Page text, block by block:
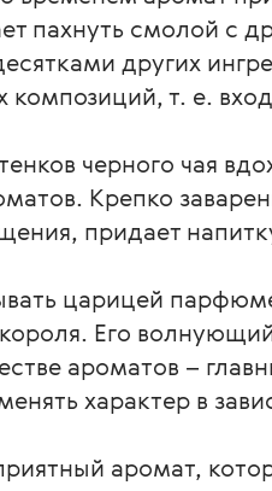
пахнуть смолой с
других
т. е.
черного чая
Крепко
придает
царицей
Его
ароматов –
характер в
аромат,